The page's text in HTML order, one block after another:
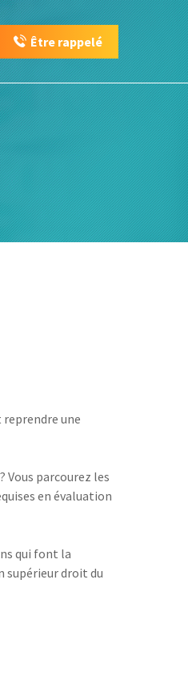
Être rappelé
une
Vous parcourez les
en évaluation
qui font la
supérieur droit du